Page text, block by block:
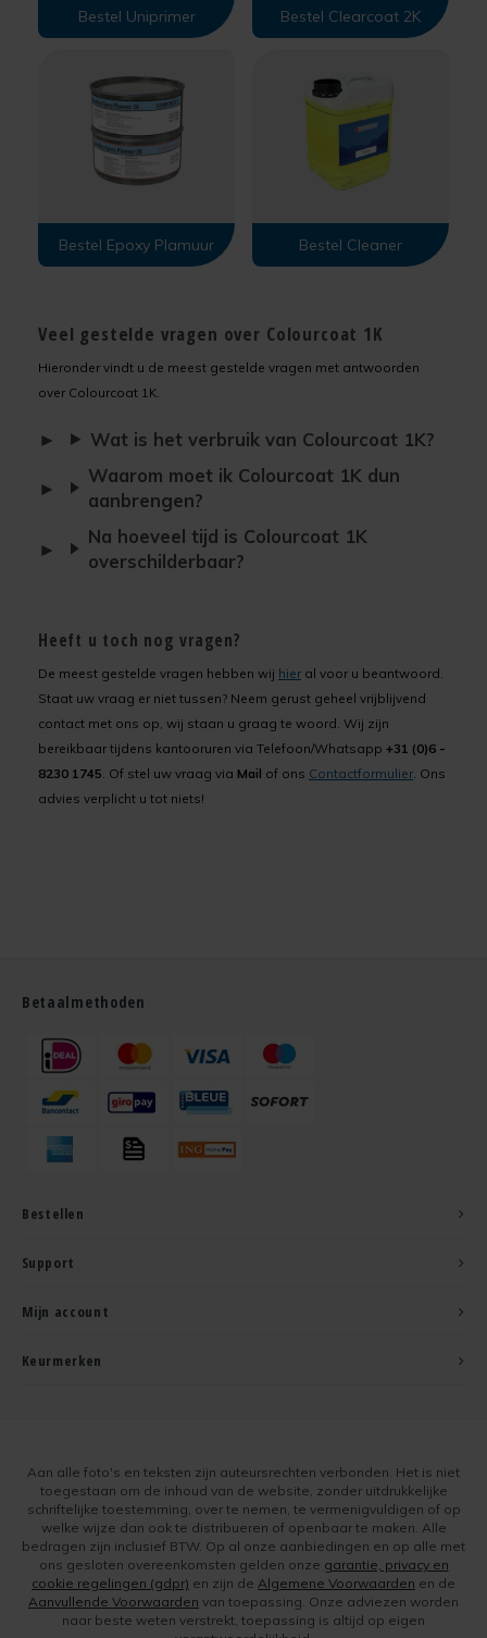
Bestel Uniprimer Bestel Clearcoat 2K
Bestel Epoxy Plamuur Bestel Cleaner
Veel gestelde vragen over Colourcoat 1K
Hieronder vindt u de meest gestelde vragen met antwoorden
over Colourcoat 1K.
Wat is het verbruik van Colourcoat 1K?
Waarom moet ik Colourcoat 1K dun
aanbrengen?
Na hoeveel tijd is Colourcoat 1K
overschilderbaar?
Heeft u toch nog vragen?
De meest gestelde vragen hebben wij hier al voor u beantwoord.
Staat uw vraag er niet tussen? Neem gerust geheel vrijblijvend
contact met ons op, wij staan u graag te woord. Wij zijn
bereikbaar tijdens kantooruren via Telefoon/Whatsapp +31 (0)6 -
8230 1745. Of stel uw vraag via Mail of ons Contactformulier. Ons
advies verplicht u tot niets!
Betaalmethoden
Bestellen
Support
Mijn account
Keurmerken
Aan alle foto's en teksten zijn auteursrechten verbonden. Het is niet
toegestaan om de inhoud van de website, zonder uitdrukkelijke
schriftelijke toestemming, over te nemen, te vermenigvuldigen of op
welke wijze dan ook te distribueren of openbaar te maken. Alle
bedragen zijn inclusief BTW. Op al onze aanbiedingen en op alle met
ons gesloten overeenkomsten gelden onze garantie, privacy en
cookie regelingen (gdpr) en zijn de Algemene Voorwaarden en de
Aanvullende Voorwaarden van toepassing. Onze adviezen worden
naar beste weten verstrekt, toepassing is altijd op eigen